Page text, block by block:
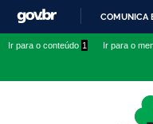
COMUNICA
Ir para o conteúdo 1 Ir para o